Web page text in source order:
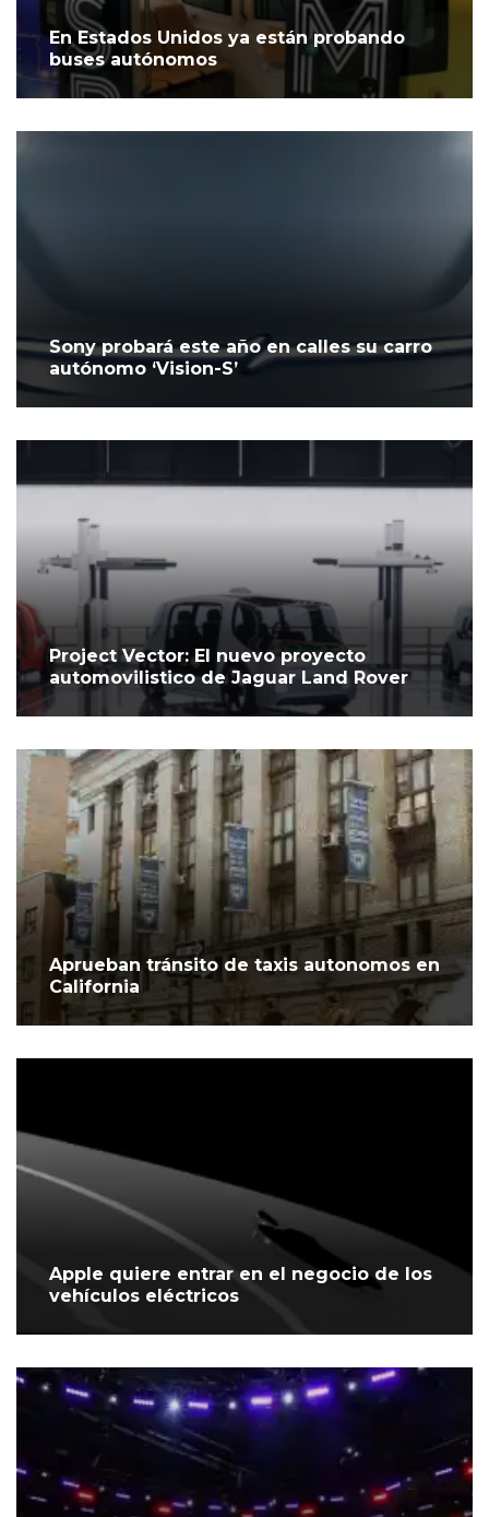
En Estados Unidos ya están probando
buses autónomos
Sony probará este año en calles su carro
autónomo ‘Vision-S’
Project Vector: El nuevo proyecto
automovilistico de Jaguar Land Rover
Aprueban tránsito de taxis autonomos en
California
Apple quiere entrar en el negocio de los
vehículos eléctricos